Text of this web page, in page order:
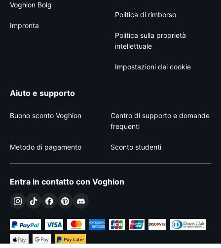
Voghion Bolg
Impronta
Politica di rimborso
Politica sulla proprietà
intellettuale
Impostazioni dei cookie
Aiuto e supporto
Buono sconto Voghion
Centro di supporto e domande
frequenti
Metodo di pagamento Sconto studenti
Entra in contatto con Voghion